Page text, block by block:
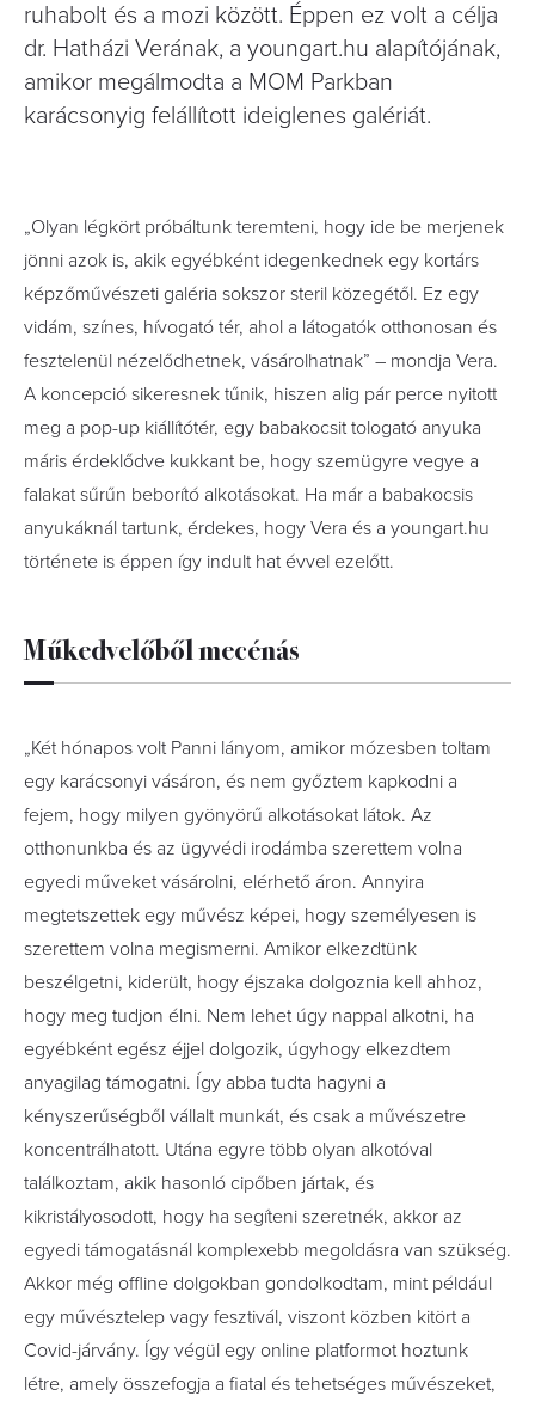
ruhabolt és a mozi között. Éppen ez volt a célja
dr. Hatházi Verának, a youngart.hu alapítójának,
amikor megálmodta a MOM Parkban
karácsonyig felállított ideiglenes galériát.
„Olyan légkört próbáltunk teremteni, hogy ide be merjenek
jönni azok is, akik egyébként idegenkednek egy kortárs
képzőművészeti galéria sokszor steril közegétől. Ez egy
vidám, színes, hívogató tér, ahol a látogatók otthonosan és
fesztelenül nézelődhetnek, vásárolhatnak” – mondja Vera.
A koncepció sikeresnek tűnik, hiszen alig pár perce nyitott
meg a pop-up kiállítótér, egy babakocsit tologató anyuka
máris érdeklődve kukkant be, hogy szemügyre vegye a
falakat sűrűn beborító alkotásokat. Ha már a babakocsis
anyukáknál tartunk, érdekes, hogy Vera és a youngart.hu
története is éppen így indult hat évvel ezelőtt.
Műkedvelőből mecénás
„Két hónapos volt Panni lányom, amikor mózesben toltam
egy karácsonyi vásáron, és nem győztem kapkodni a
fejem, hogy milyen gyönyörű alkotásokat látok. Az
otthonunkba és az ügyvédi irodámba szerettem volna
egyedi műveket vásárolni, elérhető áron. Annyira
megtetszettek egy művész képei, hogy személyesen is
szerettem volna megismerni. Amikor elkezdtünk
beszélgetni, kiderült, hogy éjszaka dolgoznia kell ahhoz,
hogy meg tudjon élni. Nem lehet úgy nappal alkotni, ha
egyébként egész éjjel dolgozik, úgyhogy elkezdtem
anyagilag támogatni. Így abba tudta hagyni a
kényszerűségből vállalt munkát, és csak a művészetre
koncentrálhatott. Utána egyre több olyan alkotóval
találkoztam, akik hasonló cipőben jártak, és
kikristályosodott, hogy ha segíteni szeretnék, akkor az
egyedi támogatásnál komplexebb megoldásra van szükség.
Akkor még offline dolgokban gondolkodtam, mint például
egy művésztelep vagy fesztivál, viszont közben kitört a
Covid-járvány. Így végül egy online platformot hoztunk
létre, amely összefogja a fiatal és tehetséges művészeket,